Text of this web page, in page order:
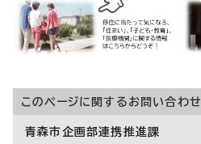
このページに関する お問い合わせ
青森市企画部連携推進課